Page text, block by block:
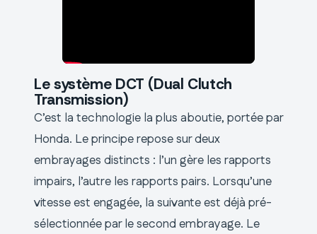
Le système DCT (Dual Clutch
Transmission)
C’est la technologie la plus aboutie, portée par
Honda. Le principe repose sur deux
embrayages distincts : l’un gère les rapports
impairs, l’autre les rapports pairs. Lorsqu’une
vitesse est engagée, la suivante est déjà pré-
sélectionnée par le second embrayage. Le